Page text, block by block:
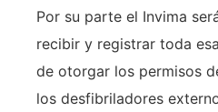
Por su parte el Invima
recibir y registrar toda
de otorgar los permisos
los desfibriladores